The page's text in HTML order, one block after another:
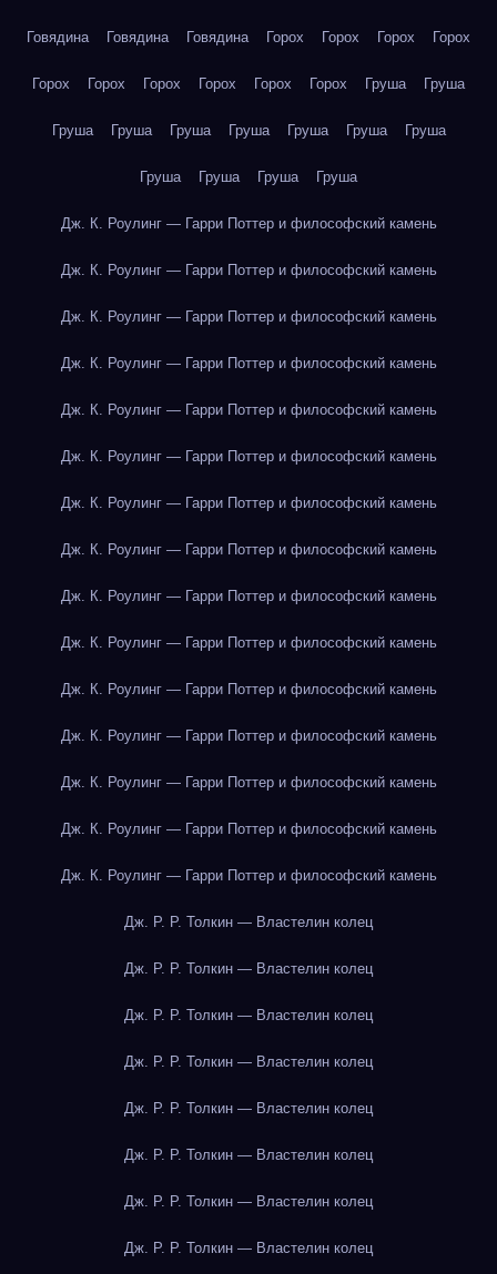
Говядина Говядина Говядина Горох Горох Горох Горох
Горох Горох Горох Горох Горох Горох Груша Груша
Груша Груша Груша Груша Груша Груша Груша
Груша Груша Груша Груша
Дж. К. Роулинг — Гарри Поттер и философский камень
Дж. К. Роулинг — Гарри Поттер и философский камень
Дж. К. Роулинг — Гарри Поттер и философский камень
Дж. К. Роулинг — Гарри Поттер и философский камень
Дж. К. Роулинг — Гарри Поттер и философский камень
Дж. К. Роулинг — Гарри Поттер и философский камень
Дж. К. Роулинг — Гарри Поттер и философский камень
Дж. К. Роулинг — Гарри Поттер и философский камень
Дж. К. Роулинг — Гарри Поттер и философский камень
Дж. К. Роулинг — Гарри Поттер и философский камень
Дж. К. Роулинг — Гарри Поттер и философский камень
Дж. К. Роулинг — Гарри Поттер и философский камень
Дж. К. Роулинг — Гарри Поттер и философский камень
Дж. К. Роулинг — Гарри Поттер и философский камень
Дж. К. Роулинг — Гарри Поттер и философский камень
Дж. Р. Р. Толкин — Властелин колец
Дж. Р. Р. Толкин — Властелин колец
Дж. Р. Р. Толкин — Властелин колец
Дж. Р. Р. Толкин — Властелин колец
Дж. Р. Р. Толкин — Властелин колец
Дж. Р. Р. Толкин — Властелин колец
Дж. Р. Р. Толкин — Властелин колец
Дж. Р. Р. Толкин — Властелин колец